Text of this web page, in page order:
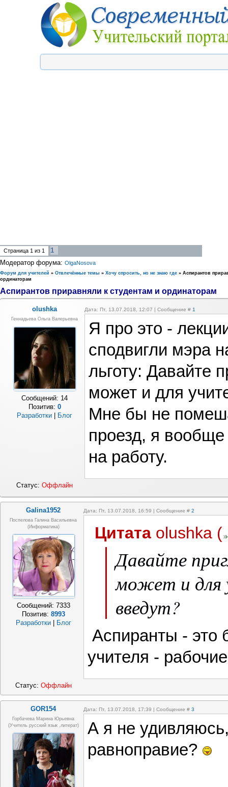
Страница 1 из 1
1
Модератор форума: OlgaNosova
Форум для учителей » Отвлечённые темы » Хочу спросить, но не знаю где » Аспирантов
ординаторам
Аспирантов приравняли к студентам и ординаторам
olushka Дата: Пт, 13.07.2018, 12:07 | Сообщение # 1
Геннадьева Ольга Валерьевна
Сообщений: 14
Позитив: 0
Разработки
Блог
Я про это -
сподвигли мэра
льготу: Давайте
может и для
Мне бы не
проезд, я
на работу.
Статус:Оффлайн
Galina1952 Дата: Пт, 13.07.2018, 16:59 | Сообщение # 2
Поспелова Галина Васильевна
(информатика)
Сообщений: 7333
Позитив: 8993
Разработки
Блог
Цитата olushka (
Давайте
может и для
введут?
Аспиранты - это
учителя -
Статус: Оффлайн
GOR154 Дата: Пт, 13.07.2018, 17:39 | Сообщение # 3
Горбачева Марина Юрьевна
(учитель русский язык ,литерат)
А я не
равноправие?